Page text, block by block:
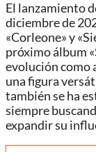
El lanzamiento
diciembre de
«Corleone» y
próximo álbum
evolución como
una figura
también se ha
siempre
expandir su